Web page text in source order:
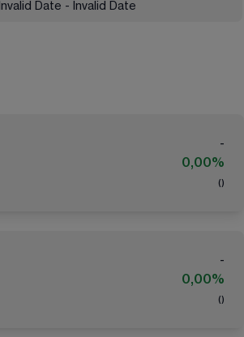
Invalid Date - Invalid Date
-
0,00%
( )
-
0,00%
( )